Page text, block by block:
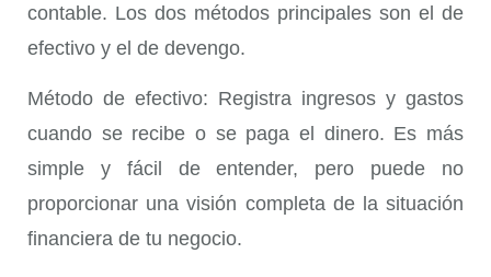
contable. Los dos métodos principales son el de
efectivo y el de devengo.
Método de efectivo: Registra ingresos y gastos
cuando se recibe o se paga el dinero. Es más
simple y fácil de entender, pero puede no
proporcionar una visión completa de la situación
financiera de tu negocio.